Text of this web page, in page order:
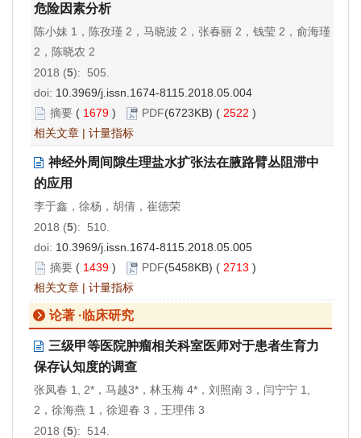
危险因素分析
陈小妹 1，陈孜瑾 2，马晓波 2，张春丽 2，钱莹 2，俞海瑾
2，陈晓农 2
2018 (5): 505.
doi: 10.3969/j.issn.1674-8115.2018.05.004
摘要 ( 1679 ) PDF(6723KB) ( 2522 )
相关文章 | 计量指标
神经外周间隙生理盐水扩张法在腋路臂丛阻滞中
的应用
李于鑫，徐杨，胡倩，崔德荣
2018 (5): 510.
doi: 10.3969/j.issn.1674-8115.2018.05.005
摘要 ( 1439 ) PDF(5458KB) ( 2713 )
相关文章 | 计量指标
论著 ·临床研究
三级甲等医院肿瘤相关科室医师对于患者生育力
保存认知度的调查
张凤春 1, 2*，马越3*，林玉梅 4*，刘照南 3，闫宁宁 1,
2，徐海燕 1，徐迎春 3，王理伟 3
2018 (5): 514.